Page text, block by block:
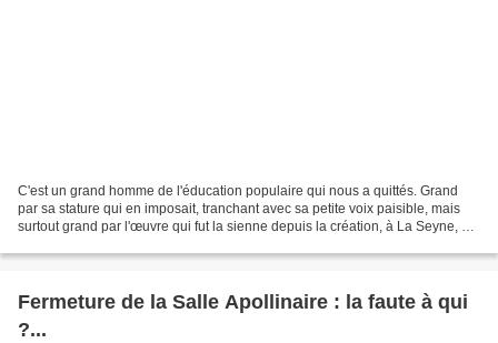
C'est un grand homme de l'éducation populaire qui nous a quittés. Grand
par sa stature qui en imposait, tranchant avec sa petite voix paisible, mais
surtout grand par l'œuvre qui fut la sienne depuis la création, à La Seyne, de
Fermeture de la Salle Apollinaire : la faute à qui
?...